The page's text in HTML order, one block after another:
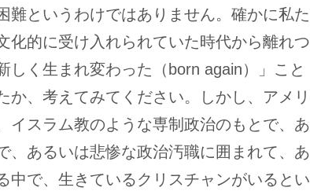
難というわけではありません。確かに私た
化的に受け入れられていた時代から離れつ
しく生まれ変わった（born again）」こと
か、考えてみてください。しかし、アメリ
イスラム教のような専制政治のもとで、あ
、あるいは悲惨な政治汚職に囲まれて、あ
中で、生きているクリスチャンがいるとい